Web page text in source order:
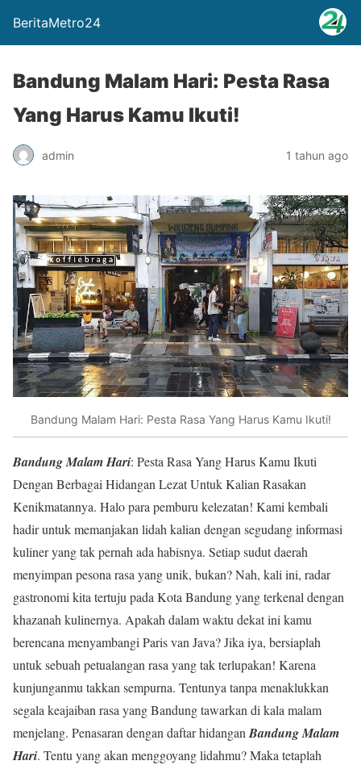
BeritaMetro24
Bandung Malam Hari: Pesta Rasa
Yang Harus Kamu Ikuti!
admin 1 tahun ago
Bandung Malam Hari: Pesta Rasa Yang Harus Kamu Ikuti!
Bandung Malam Hari: Pesta Rasa Yang Harus Kamu Ikuti
Dengan Berbagai Hidangan Lezat Untuk Kalian Rasakan
Kenikmatannya. Halo para pemburu kelezatan! Kami kembali
hadir untuk memanjakan lidah kalian dengan segudang informasi
kuliner yang tak pernah ada habisnya. Setiap sudut daerah
menyimpan pesona rasa yang unik, bukan? Nah, kali ini, radar
gastronomi kita tertuju pada Kota Bandung yang terkenal dengan
khazanah kulinernya. Apakah dalam waktu dekat ini kamu
berencana menyambangi Paris van Java? Jika iya, bersiaplah
untuk sebuah petualangan rasa yang tak terlupakan! Karena
kunjunganmu takkan sempurna. Tentunya tanpa menaklukkan
segala keajaiban rasa yang Bandung tawarkan di kala malam
menjelang. Penasaran dengan daftar hidangan Bandung Malam
Hari. Tentu yang akan menggoyang lidahmu? Maka tetaplah